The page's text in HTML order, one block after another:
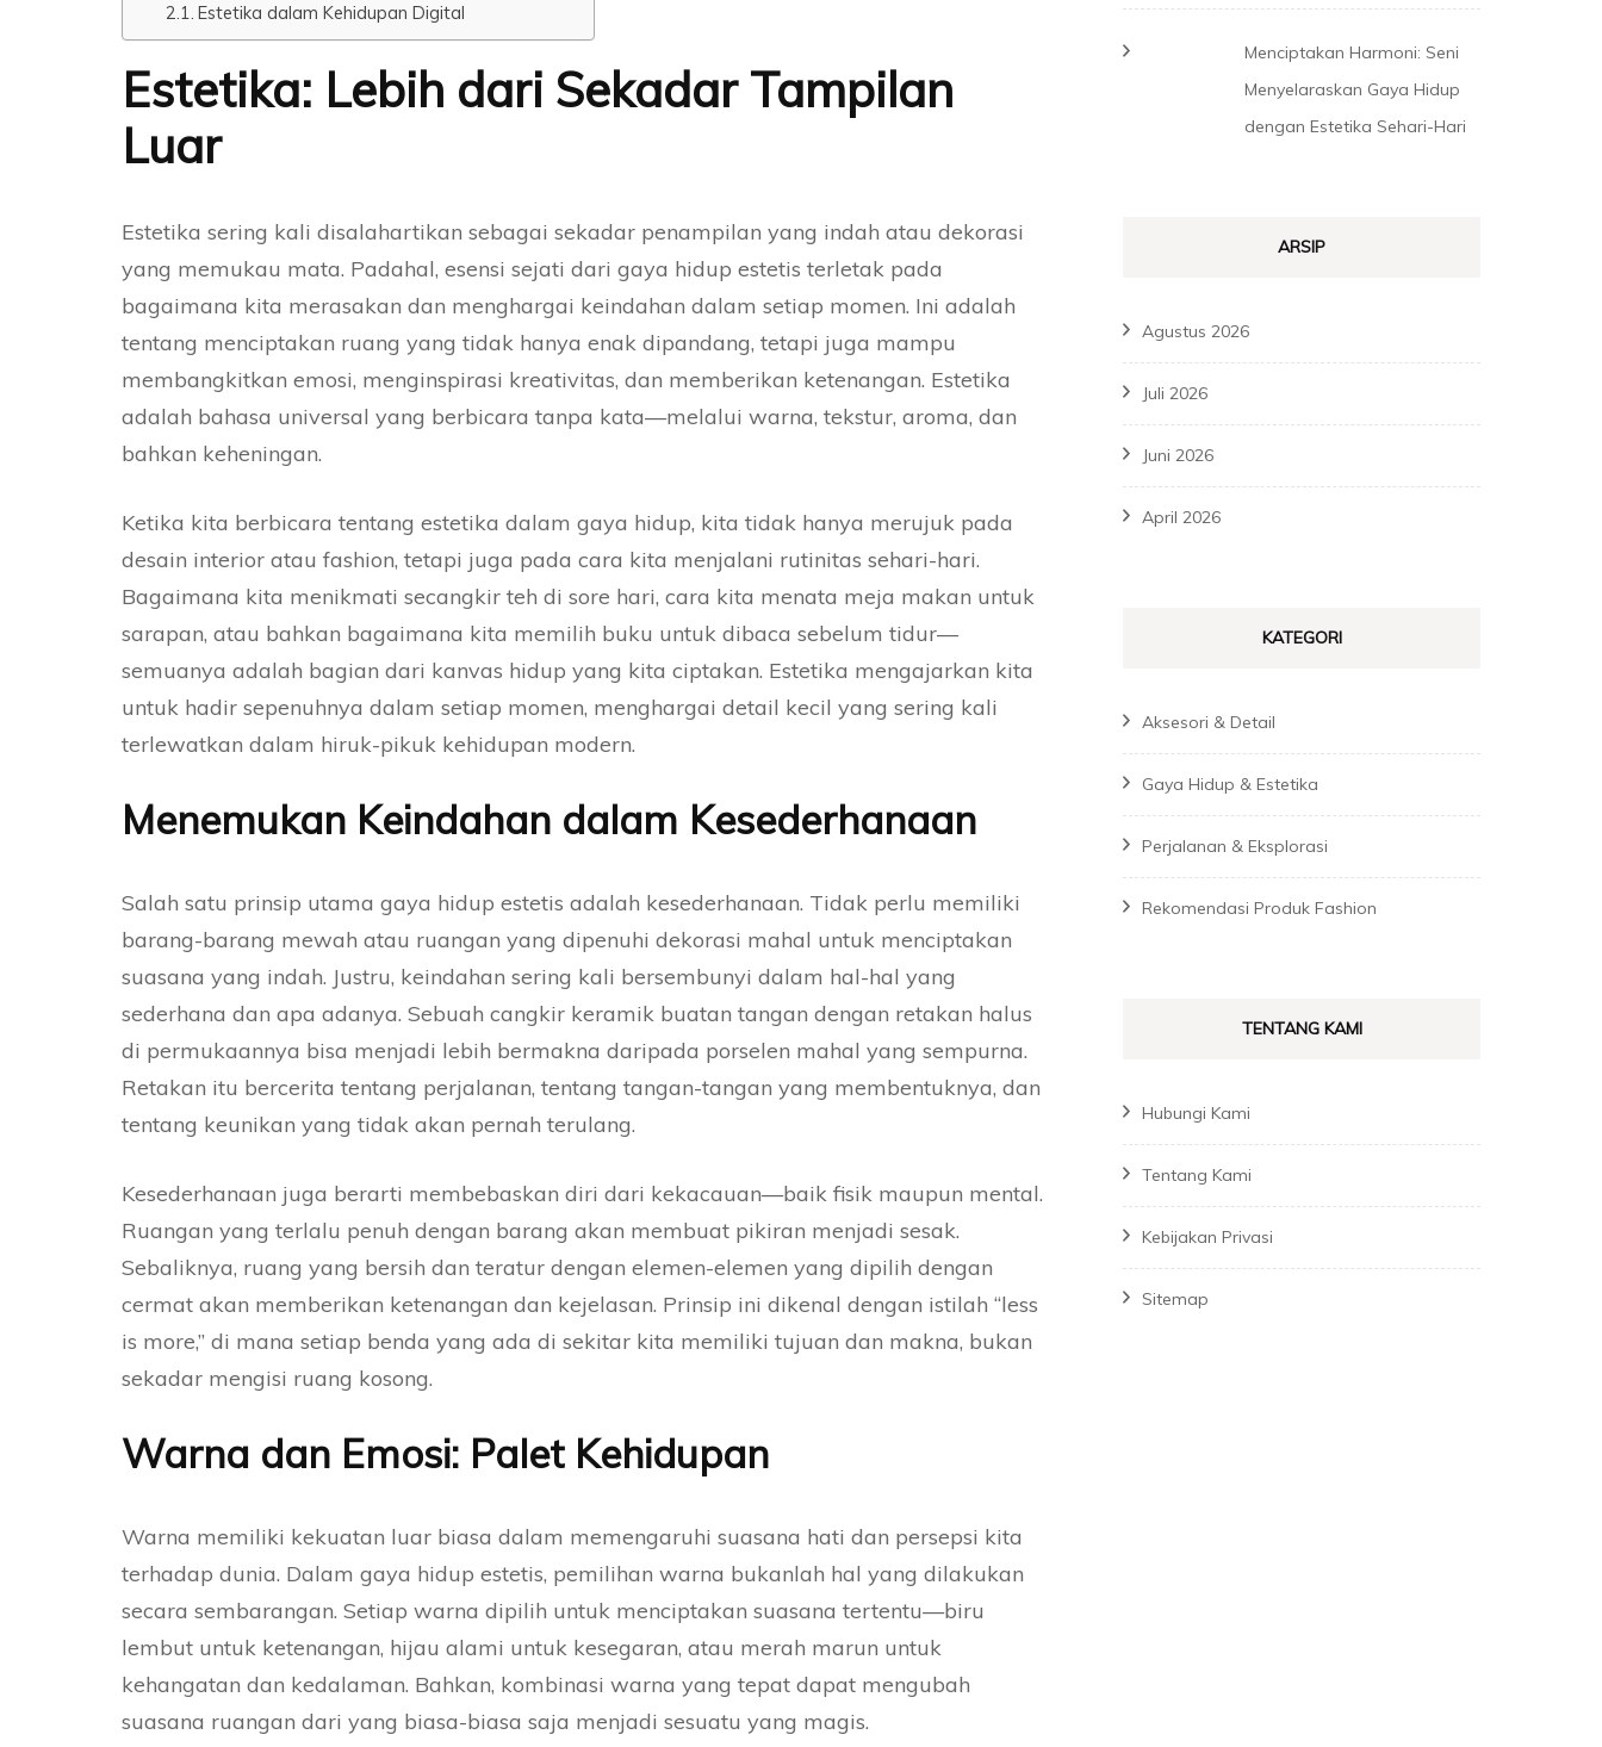
Estetika dalam Kehidupan Digital
Estetika: Lebih dari Sekadar Tampilan
Luar
Estetika sering kali disalahartikan sebagai sekadar penampilan yang indah atau dekorasi
yang memukau mata. Padahal, esensi sejati dari gaya hidup estetis terletak pada
bagaimana kita merasakan dan menghargai keindahan dalam setiap momen. Ini adalah
tentang menciptakan ruang yang tidak hanya enak dipandang, tetapi juga mampu
membangkitkan emosi, menginspirasi kreativitas, dan memberikan ketenangan. Estetika
adalah bahasa universal yang berbicara tanpa kata—melalui warna, tekstur, aroma, dan
bahkan keheningan.
Ketika kita berbicara tentang estetika dalam gaya hidup, kita tidak hanya merujuk pada
desain interior atau fashion, tetapi juga pada cara kita menjalani rutinitas sehari-hari.
Bagaimana kita menikmati secangkir teh di sore hari, cara kita menata meja makan untuk
sarapan, atau bahkan bagaimana kita memilih buku untuk dibaca sebelum tidur—
semuanya adalah bagian dari kanvas hidup yang kita ciptakan. Estetika mengajarkan kita
untuk hadir sepenuhnya dalam setiap momen, menghargai detail kecil yang sering kali
terlewatkan dalam hiruk-pikuk kehidupan modern.
Menemukan Keindahan dalam Kesederhanaan
Salah satu prinsip utama gaya hidup estetis adalah kesederhanaan. Tidak perlu memiliki
barang-barang mewah atau ruangan yang dipenuhi dekorasi mahal untuk menciptakan
suasana yang indah. Justru, keindahan sering kali bersembunyi dalam hal-hal yang
sederhana dan apa adanya. Sebuah cangkir keramik buatan tangan dengan retakan halus
di permukaannya bisa menjadi lebih bermakna daripada porselen mahal yang sempurna.
Retakan itu bercerita tentang perjalanan, tentang tangan-tangan yang membentuknya, dan
tentang keunikan yang tidak akan pernah terulang.
Kesederhanaan juga berarti membebaskan diri dari kekacauan—baik fisik maupun mental.
Ruangan yang terlalu penuh dengan barang akan membuat pikiran menjadi sesak.
Sebaliknya, ruang yang bersih dan teratur dengan elemen-elemen yang dipilih dengan
cermat akan memberikan ketenangan dan kejelasan. Prinsip ini dikenal dengan istilah “less
is more,” di mana setiap benda yang ada di sekitar kita memiliki tujuan dan makna, bukan
sekadar mengisi ruang kosong.
Warna dan Emosi: Palet Kehidupan
Warna memiliki kekuatan luar biasa dalam memengaruhi suasana hati dan persepsi kita
terhadap dunia. Dalam gaya hidup estetis, pemilihan warna bukanlah hal yang dilakukan
secara sembarangan. Setiap warna dipilih untuk menciptakan suasana tertentu—biru
lembut untuk ketenangan, hijau alami untuk kesegaran, atau merah marun untuk
kehangatan dan kedalaman. Bahkan, kombinasi warna yang tepat dapat mengubah
suasana ruangan dari yang biasa-biasa saja menjadi sesuatu yang magis.
Menciptakan Harmoni: Seni
Menyelaraskan Gaya Hidup
dengan Estetika Sehari-Hari
ARSIP
Agustus 2026
Juli 2026
Juni 2026
April 2026
KATEGORI
Aksesori & Detail
Gaya Hidup & Estetika
Perjalanan & Eksplorasi
Rekomendasi Produk Fashion
TENTANG KAMI
Hubungi Kami
Tentang Kami
Kebijakan Privasi
Sitemap